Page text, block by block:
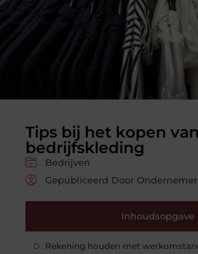
Tips bij het kopen van
bedrijfskleding
Bedrijven
Gepubliceerd Door
Inhoudsopgave
Rekening houden met